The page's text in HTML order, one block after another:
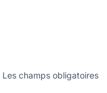
Les champs obligatoires